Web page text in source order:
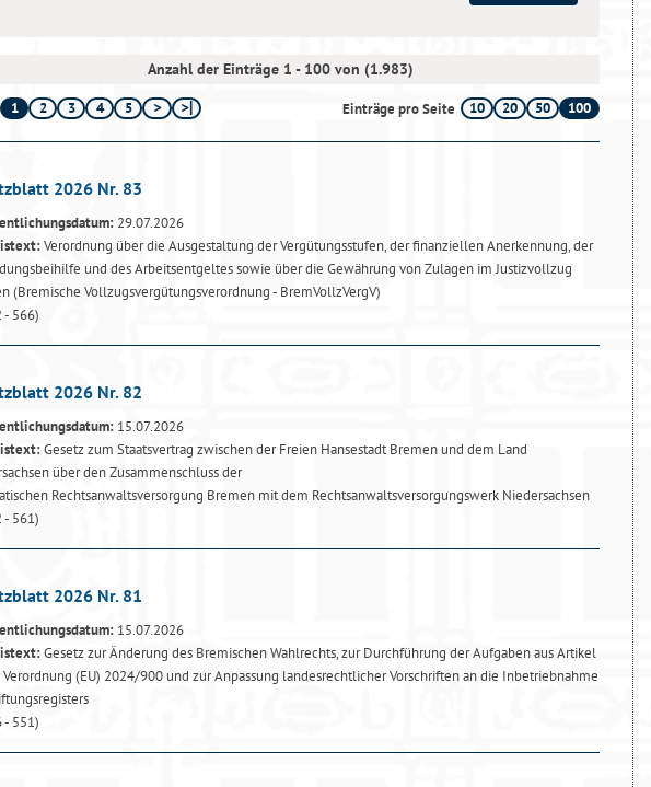
Anzahl der Einträge 1 - 100 von (1.983)
1 2 3 4 5 Einträge pro Seite 10 20 50 100
2026 Nr. 83
29.07.2026
Verordnung über die Ausgestaltung der Vergütungsstufen, der finanziellen Anerkennung, der
und des Arbeitsentgeltes sowie über die Gewährung von Zulagen im Justizvollzug
(Bremische Vollzugsvergütungsverordnung - BremVollzVergV)
- 566)
2026 Nr. 82
15.07.2026
Gesetz zum Staatsvertrag zwischen der Freien Hansestadt Bremen und dem Land
über den Zusammenschluss der
Rechtsanwaltsversorgung Bremen mit dem Rechtsanwaltsversorgungswerk Niedersachsen
- 561)
2026 Nr. 81
15.07.2026
Gesetz zur Änderung des Bremischen Wahlrechts, zur Durchführung der Aufgaben aus Artikel
Verordnung (EU) 2024/900 und zur Anpassung landesrechtlicher Vorschriften an die Inbetriebnahme
- 551)